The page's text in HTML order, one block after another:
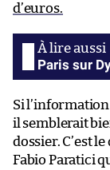
d’euros.
Paris sur
Si
il semblerait
dossier. C’est
Fabio Paratici